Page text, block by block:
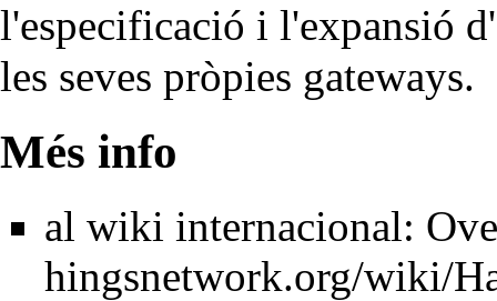
l'especificació i l'expansió
les seves pròpies gateways.
Més info
al wiki internacional: